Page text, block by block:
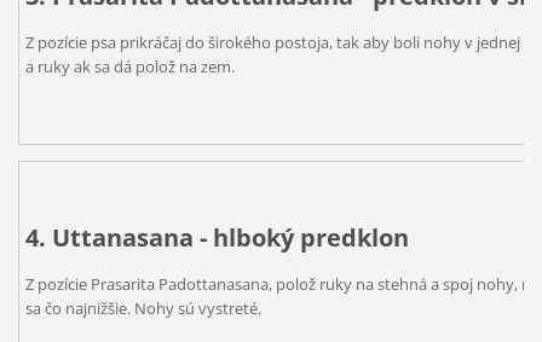
Z pozície psa prikráčaj do širokého postoja, tak aby boli nohy v jednej
a ruky ak sa dá polož na zem.
4. Uttanasana - hlboký predklon
Z pozície Prasarita Padottanasana, polož ruky na stehná a spoj nohy,
sa čo najnižšie. Nohy sú vystreté.